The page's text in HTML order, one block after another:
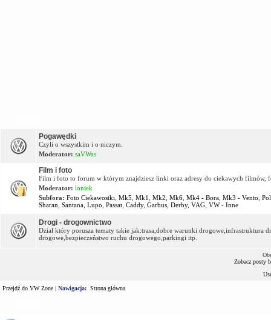
Pogawędki
Czyli o wszystkim i o niczym.
Moderator: saVWas
Film i foto
Film i foto to forum w którym znajdziesz linki oraz adresy do ciekawych filmów,
Moderator: loniek
Subfora: Foto Ciekawostki Mk5 Mk1 Mk2 Mk6 Mk4 - Bora Mk3 - Vento
Sharan Santana Lupo Passat Caddy, Garbus Derby, VAG VW - Inne
Drogi - drogownictwo
Dział który porusza tematy takie jak:trasa,dobre warunki drogowe,infrastruktura
drogowe,bezpieczeństwo ruchu drogowego,parkingi itp.
Zobacz posty
Przejdź do VW Zone | Nawigacja: Strona główna